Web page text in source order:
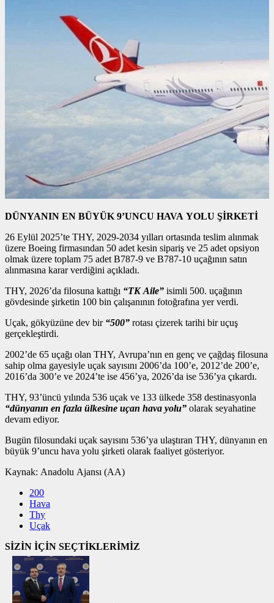
DÜNYANIN EN BÜYÜK 9’UNCU HAVA YOLU ŞİRKETİ
26 Eylül 2025’te THY, 2029-2034 yılları ortasında teslim alınmak
üzere Boeing firmasından 50 adet kesin sipariş ve 25 adet opsiyon
olmak üzere toplam 75 adet B787-9 ve B787-10 uçağının satın
alınmasına karar verdiğini açıkladı.
THY, 2026’da filosuna kattığı “TK Aile” isimli 500. uçağının
gövdesinde şirketin 100 bin çalışanının fotoğrafına yer verdi.
Uçak, gökyüzüne dev bir “500” rotası çizerek tarihi bir uçuş
gerçekleştirdi.
2002’de 65 uçağı olan THY, Avrupa’nın en genç ve çağdaş filosuna
sahip olma gayesiyle uçak sayısını 2006’da 100’e, 2012’de 200’e,
2016’da 300’e ve 2024’te ise 456’ya, 2026’da ise 536’ya çıkardı.
THY, 93’üncü yılında 536 uçak ve 133 ülkede 358 destinasyonla
“dünyanın en fazla ülkesine uçan hava yolu” olarak seyahatine
devam ediyor.
Bugün filosundaki uçak sayısını 536’ya ulaştıran THY, dünyanın en
büyük 9’uncu hava yolu şirketi olarak faaliyet gösteriyor.
Kaynak: Anadolu Ajansı (AA)
200
Hava
Thy
Uçak
SİZİN İÇİN SEÇTİKLERİMİZ